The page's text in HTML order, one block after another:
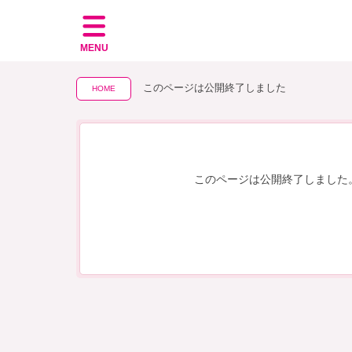
MENU
HOME このページは公開終了しました
このページは公開終了しました